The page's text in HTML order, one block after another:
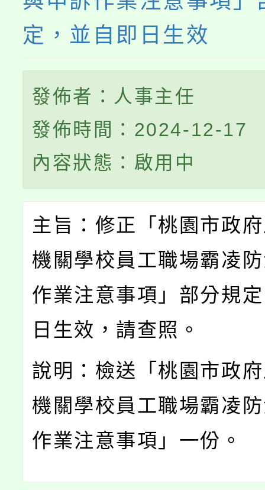
定，並自即日生效
發佈者：人事主任
發佈時間：2024-12-17
內容狀態：啟用中
主旨：修正「桃園市政
機關學校員工職場霸凌
作業注意事項」部分規
日生效，請查照。
說明：檢送「桃園市政
機關學校員工職場霸凌
作業注意事項」一份。